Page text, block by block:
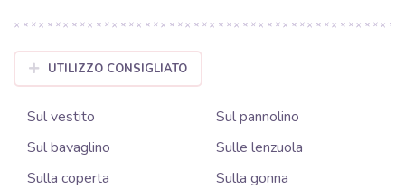
UTILIZZO CONSIGLIATO
Sul vestito
Sul pannolino
Sul bavaglino
Sulle lenzuola
Sulla coperta
Sulla gonna